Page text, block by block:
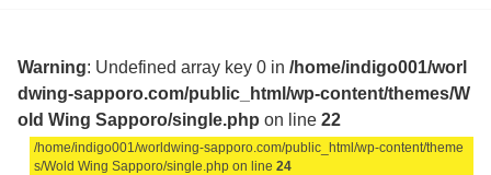
Warning: Undefined array key 0 in/home/indigo001/worl
dwing-sapporo.com/public_html/wp-content/themes/W
old Wing Sapporo/single.php on line22
/home/indigo001/worldwing-sapporo.com/public_html/wp-content/theme
s/Wold Wing Sapporo/single.php on line24